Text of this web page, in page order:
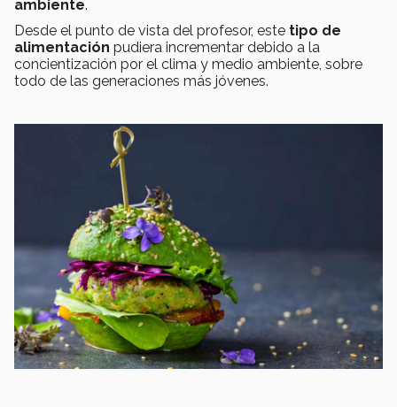
ambiente.
Desde el punto de vista del profesor, este tipo de
alimentación pudiera incrementar debido a la
concientización por el clima y medio ambiente, sobre
todo de las generaciones más jóvenes.